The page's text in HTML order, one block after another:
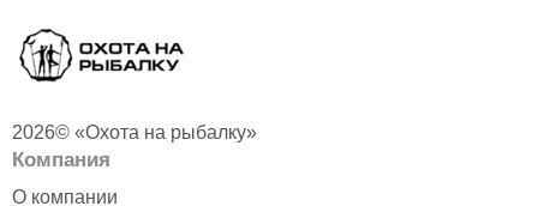
2026© «Охота на рыбалку»
Компания
О компании